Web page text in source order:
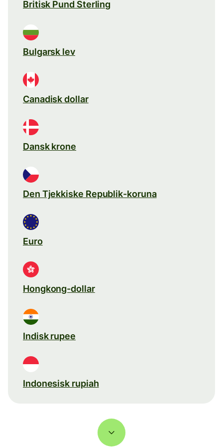
Britisk Pund Sterling
Bulgarsk lev
Canadisk dollar
Dansk krone
Den Tjekkiske Republik-koruna
Euro
Hongkong-dollar
Indisk rupee
Indonesisk rupiah